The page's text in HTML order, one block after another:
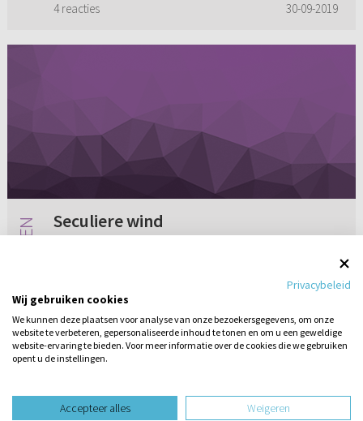
4 reacties 30-09-2019
Seculiere wind
wat christelijk is zo snel mogelijk wil uitbannen.
Dit is nu nog niet heel goed te merken, maar er
zijn...
Geen reacties 30-09-2013
design website dooreen vraag
Privacybeleid
Wij gebruiken cookies
We kunnen deze plaatsen voor analyse van onze bezoekersgegevens, om onze
website te verbeteren, gepersonaliseerde inhoud te tonen en om u een geweldige
website-ervaring te bieden. Voor meer informatie over de cookies die we gebruiken
opent u de instellingen.
Accepteer alles Weigeren